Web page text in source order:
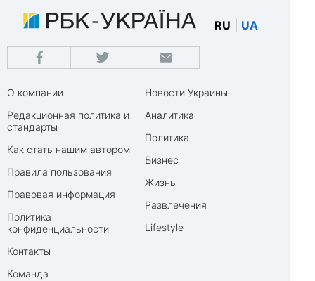
RU UA
О компании
Редакционная политика и
стандарты
Как стать нашим автором
Правила пользования
Правовая информация
Политика
конфиденциальности
Контакты
Команда
Новости Украины
Аналитика
Политика
Бизнес
Жизнь
Развлечения
Lifestyle